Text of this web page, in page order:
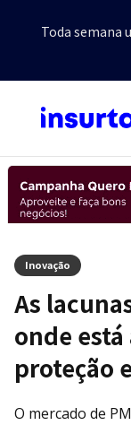
Toda semana
Inovação
As
onde
proteção
O mercado de